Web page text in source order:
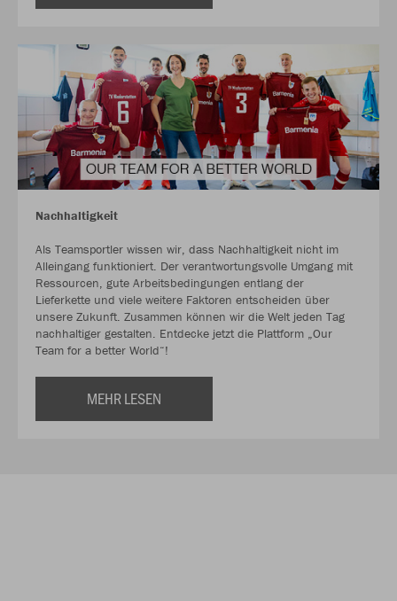
Nachhaltigkeit
Als Teamsportler wissen wir, dass Nachhaltigkeit nicht im
Alleingang funktioniert. Der verantwortungsvolle Umgang mit
Ressourcen, gute Arbeitsbedingungen entlang der
Lieferkette und viele weitere Faktoren entscheiden über
unsere Zukunft. Zusammen können wir die Welt jeden Tag
nachhaltiger gestalten. Entdecke jetzt die Plattform „Our
Team for a better World“!
MEHR LESEN